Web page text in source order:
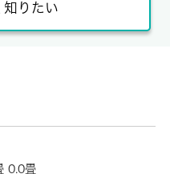
知りたい
0.0畳